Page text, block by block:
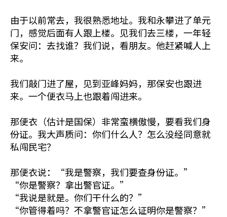
由于以前常去，我很熟悉地址。我和永攀进了单元
门，感觉后面有人跟上楼。见我们去三楼，一年轻
保安问：去找谁？我们说，看朋友。他赶紧喊人上
来。
我们敲门进了屋，见到亚峰妈妈，那保安也跟进
来。一个便衣马上也跟着闯进来。
那便衣（估计是国保）非常蛮横傲慢，要看我们身
份证。我大声质问：你们什么人？怎么没经同意就
私闯民宅？
那便衣说：“我是警察，我们要查身份证。”
“你是警察？拿出警官证。”
“我说是就是。你们干什么的？”
“你管得着吗？不拿警官证怎么证明你是警察？”